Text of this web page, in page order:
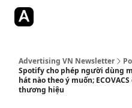
Advertising VN Newsletter
Spotify cho phép người dùng
hát nào theo ý muốn;
thương hiệu